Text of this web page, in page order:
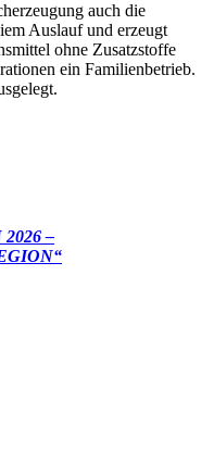
auch die
Auslauf und erzeugt
ohne Zusatzstoffe
ein Familienbetrieb.
–